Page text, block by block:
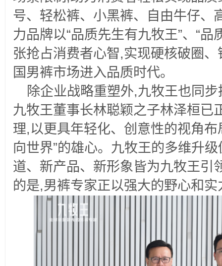
号、轻松裤、小黑裤、自由牛仔、
力品牌以“品质先生有九牧王”、“
张抢占消费者心智,实现硬核破圈
国男裤市场进入品质时代。
除企业战略重塑外,九牧王也同
九牧王董事长林聪颖之子林泽桓已
理,以更具年轻化、创意性的视角
向世界”的雄心。九牧王的多维升
道、新产品、新形象皆为九牧王引
的是,男裤专家正以强大的野心和